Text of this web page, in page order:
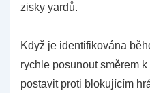
zisky yardů.
Když je identifikována
rychle posunout směrem
postavit proti blokujícím